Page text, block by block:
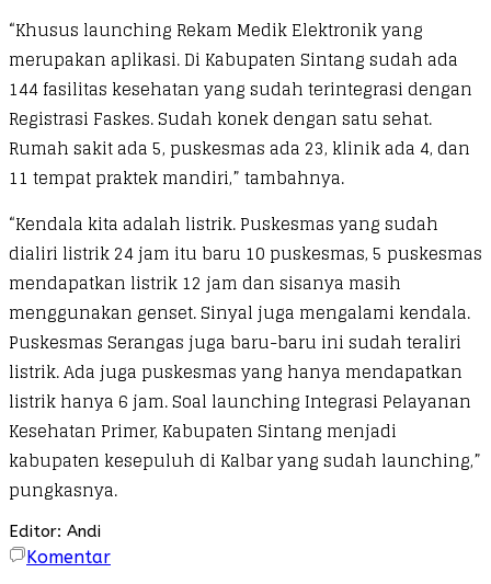
“Khusus launching Rekam Medik Elektronik yang
merupakan aplikasi. Di Kabupaten Sintang sudah ada
144 fasilitas kesehatan yang sudah terintegrasi dengan
Registrasi Faskes. Sudah konek dengan satu sehat.
Rumah sakit ada 5, puskesmas ada 23, klinik ada 4, dan
11 tempat praktek mandiri,” tambahnya.
“Kendala kita adalah listrik. Puskesmas yang sudah
dialiri listrik 24 jam itu baru 10 puskesmas, 5 puskesmas
mendapatkan listrik 12 jam dan sisanya masih
menggunakan genset. Sinyal juga mengalami kendala.
Puskesmas Serangas juga baru-baru ini sudah teraliri
listrik. Ada juga puskesmas yang hanya mendapatkan
listrik hanya 6 jam. Soal launching Integrasi Pelayanan
Kesehatan Primer, Kabupaten Sintang menjadi
kabupaten kesepuluh di Kalbar yang sudah launching,”
pungkasnya.
Editor: Andi
Komentar